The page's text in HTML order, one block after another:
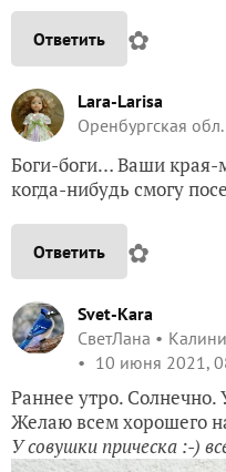
Ответить ✿
Lara-Larisa
Оренбургская обл.
Боги-боги… Ваши
когда-нибудь смогу
Ответить ✿
Svet-Kara
СветЛана
10 июня 2021,
Раннее утро. Солнечно.
Желаю всем хорошего
У совушки прическа :-)